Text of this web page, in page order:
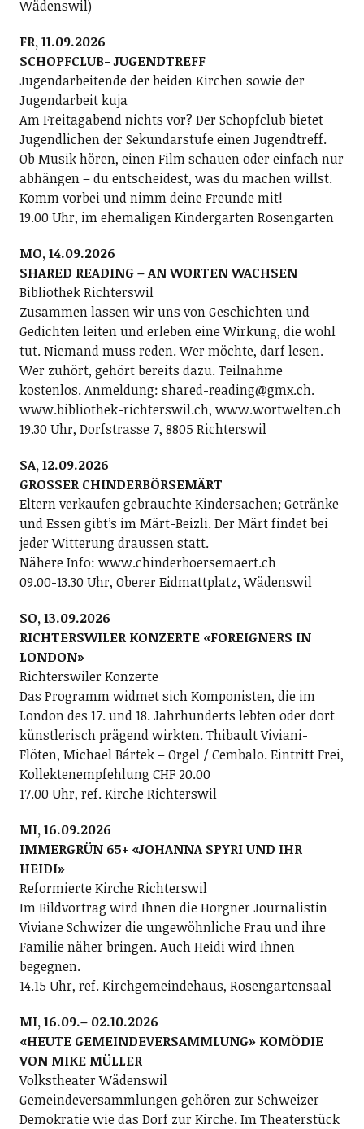
Wädenswil)
FR, 11.09.2026
SCHOPFCLUB- JUGENDTREFF
Jugendarbeitende der beiden Kirchen sowie der
Jugendarbeit kuja
Am Freitagabend nichts vor? Der Schopfclub bietet
Jugendlichen der Sekundarstufe einen Jugendtreff.
Ob Musik hören, einen Film schauen oder einfach nur
abhängen – du entscheidest, was du machen willst.
Komm vorbei und nimm deine Freunde mit!
19.00 Uhr, im ehemaligen Kindergarten Rosengarten
MO, 14.09.2026
SHARED READING – AN WORTEN WACHSEN
Bibliothek Richterswil
Zusammen lassen wir uns von Geschichten und
Gedichten leiten und erleben eine Wirkung, die wohl
tut. Niemand muss reden. Wer möchte, darf lesen.
Wer zuhört, gehört bereits dazu. Teilnahme
kostenlos. Anmeldung: shared-reading@gmx.ch.
www.bibliothek-richterswil.ch, www.wortwelten.ch
19.30 Uhr, Dorfstrasse 7, 8805 Richterswil
SA, 12.09.2026
GROSSER CHINDERBÖRSEMÄRT
Eltern verkaufen gebrauchte Kindersachen; Getränke
und Essen gibt’s im Märt-Beizli. Der Märt findet bei
jeder Witterung draussen statt.
Nähere Info: www.chinderboersemaert.ch
09.00-13.30 Uhr, Oberer Eidmattplatz, Wädenswil
SO, 13.09.2026
RICHTERSWILER KONZERTE «FOREIGNERS IN
LONDON»
Richterswiler Konzerte
Das Programm widmet sich Komponisten, die im
London des 17. und 18. Jahrhunderts lebten oder dort
künstlerisch prägend wirkten. Thibault Viviani-
Flöten, Michael Bártek – Orgel / Cembalo. Eintritt Frei,
Kollektenempfehlung CHF 20.00
17.00 Uhr, ref. Kirche Richterswil
MI, 16.09.2026
IMMERGRÜN 65+ «JOHANNA SPYRI UND IHR
HEIDI»
Reformierte Kirche Richterswil
Im Bildvortrag wird Ihnen die Horgner Journalistin
Viviane Schwizer die ungewöhnliche Frau und ihre
Familie näher bringen. Auch Heidi wird Ihnen
begegnen.
14.15 Uhr, ref. Kirchgemeindehaus, Rosengartensaal
MI, 16.09.– 02.10.2026
«HEUTE GEMEINDEVERSAMMLUNG» KOMÖDIE
VON MIKE MÜLLER
Volkstheater Wädenswil
Gemeindeversammlungen gehören zur Schweizer
Demokratie wie das Dorf zur Kirche. Im Theaterstück